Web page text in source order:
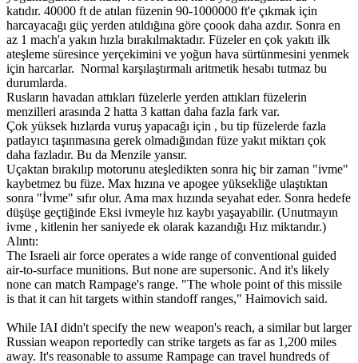
katıdır. 40000 ft de atılan füzenin 90-1000000 ft'e çıkmak için
harcayacağı güç yerden atıldığına göre çoook daha azdır. Sonra en
az 1 mach'a yakın hızla bırakılmaktadır. Füzeler en çok yakıtı ilk
ateşleme süresince yerçekimini ve yoğun hava sürtünmesini yenmek
için harcarlar. Normal karşılaştırmalı aritmetik hesabı tutmaz bu
durumlarda.
Rusların havadan attıkları füzelerle yerden attıkları füzelerin
menzilleri arasında 2 hatta 3 kattan daha fazla fark var.
Çok yüksek hızlarda vuruş yapacağı için , bu tip füzelerde fazla
patlayıcı taşınmasına gerek olmadığından füze yakıt miktarı çok
daha fazladır. Bu da Menzile yansır.
Uçaktan bırakılıp motorunu ateşledikten sonra hiç bir zaman "ivme"
kaybetmez bu füze. Max hızına ve apogee yüksekliğe ulaştıktan
sonra "İvme" sıfır olur. Ama max hızında seyahat eder. Sonra hedefe
düşüşe geçtiğinde Eksi ivmeyle hız kaybı yaşayabilir. (Unutmayın
ivme , kitlenin her saniyede ek olarak kazandığı Hız miktarıdır.)
Alıntı:
The Israeli air force operates a wide range of conventional guided
air-to-surface munitions. But none are supersonic. And it's likely
none can match Rampage's range. "The whole point of this missile
is that it can hit targets within standoff ranges," Haimovich said.
While IAI didn't specify the new weapon's reach, a similar but larger
Russian weapon reportedly can strike targets as far as 1,200 miles
away. It's reasonable to assume Rampage can travel hundreds of